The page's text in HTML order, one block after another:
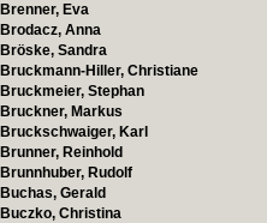
Brenner, Eva
Brodacz, Anna
Bröske, Sandra
Bruckmann-Hiller, Christiane
Bruckmeier, Stephan
Bruckner, Markus
Bruckschwaiger, Karl
Brunner, Reinhold
Brunnhuber, Rudolf
Buchas, Gerald
Buczko, Christina